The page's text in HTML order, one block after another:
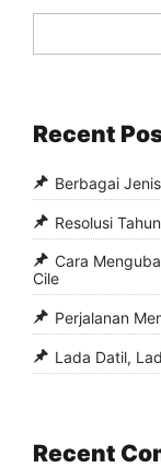
Recent
Berbagai
Resolusi
Cara
Cile
Perjalanan
Lada Datil,
Recent